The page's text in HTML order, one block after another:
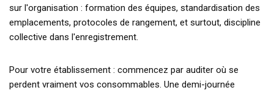
sur l'organisation : formation des équipes, standardisation des
emplacements, protocoles de rangement, et surtout, discipline
collective dans l'enregistrement.
Pour votre établissement : commencez par auditer où se
perdent vraiment vos consommables. Une demi-journée